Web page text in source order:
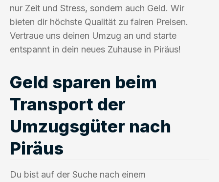
nur Zeit und Stress, sondern auch Geld. Wir
bieten dir höchste Qualität zu fairen Preisen.
Vertraue uns deinen Umzug an und starte
entspannt in dein neues Zuhause in Piräus!
Geld sparen beim
Transport der
Umzugsgüter nach
Piräus
Du bist auf der Suche nach einem